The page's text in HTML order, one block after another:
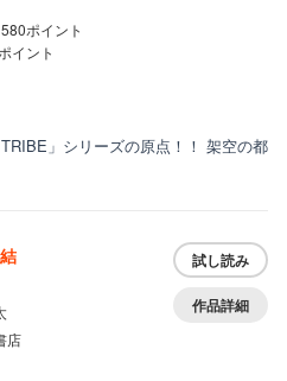
ポイント
イント
」シリーズの原点！！ 架空の都
店
試し読み
作品詳細